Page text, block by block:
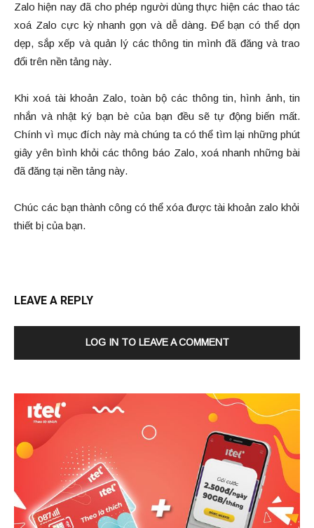
Zalo hiện nay đã cho phép người dùng thực hiện các thao tác
xoá Zalo cực kỳ nhanh gọn và dễ dàng. Để bạn có thể dọn
dẹp, sắp xếp và quản lý các thông tin mình đã đăng và trao
đổi trên nền tảng này.
Khi xoá tài khoản Zalo, toàn bộ các thông tin, hình ảnh, tin
nhắn và nhật ký bạn bè của bạn đều sẽ tự động biến mất.
Chính vì mục đích này mà chúng ta có thể tìm lại những phút
giây yên bình khỏi các thông báo Zalo, xoá nhanh những bài
đã đăng tại nền tảng này.
Chúc các bạn thành công có thể xóa được tài khoản zalo khỏi
thiết bị của bạn.
LEAVE A REPLY
LOG IN TO LEAVE A COMMENT